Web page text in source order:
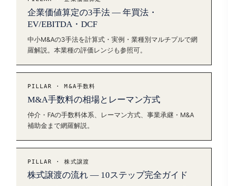
企業価値算定の3手法 — 年買法・
EV/EBITDA・DCF
中小M&Aの3手法を計算式・実例・業種別マルチプルで網
羅解説。本業種の評価レンジも参照可。
PILLAR · M&A手数料
M&A手数料の相場とレーマン方式
仲介・FAの手数料体系、レーマン方式、事業承継・M&A
補助金まで網羅解説。
PILLAR · 株式譲渡
株式譲渡の流れ — 10ステップ完全ガイド